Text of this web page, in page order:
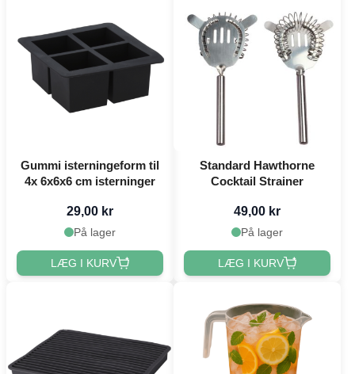
Gummi isterningeform til
4x 6x6x6 cm isterninger
29,00 kr
På lager
LÆG I KURV
Standard Hawthorne
Cocktail Strainer
49,00 kr
På lager
LÆG I KURV